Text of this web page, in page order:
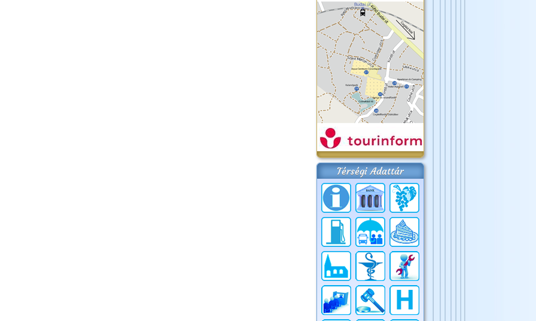
Térségi Adattár